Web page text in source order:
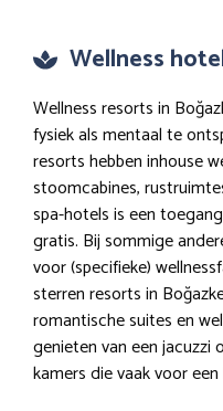
Wellness
Wellness resorts in
fysiek als mentaal te
resorts hebben inhouse
stoomcabines,
spa-hotels is een
gratis. Bij sommige
voor (specifieke)
sterren resorts in
romantische suites en
genieten van een jacuzzi
kamers die vaak voor